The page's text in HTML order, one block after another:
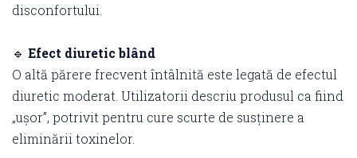
disconfortului.
🔹 Efect diuretic blând
O altă părere frecvent întâlnită este legată de efectul
diuretic moderat. Utilizatorii descriu produsul ca fiind
„ușor”, potrivit pentru cure scurte de susținere a
eliminării toxinelor.